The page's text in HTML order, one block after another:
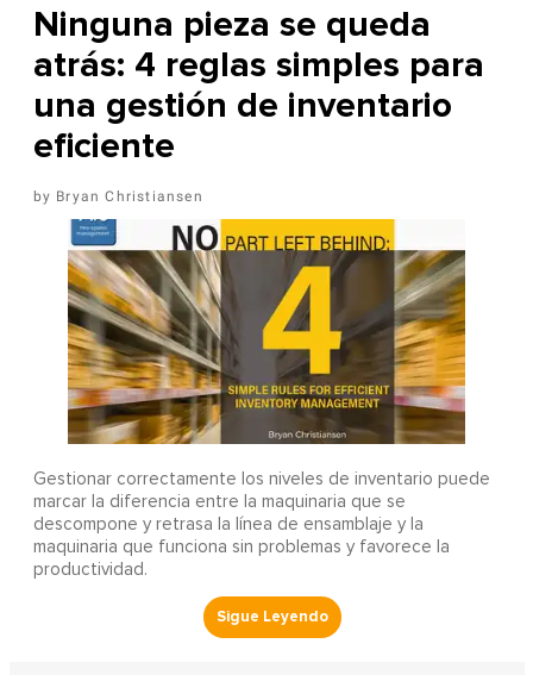
Ninguna pieza se queda
atrás: 4 reglas simples para
una gestión de inventario
eficiente
Bryan Christiansen
Gestionar correctamente los niveles de inventario puede
marcar la diferencia entre la maquinaria que se
descompone y retrasa la línea de ensamblaje y la
maquinaria que funciona sin problemas y favorece la
productividad.